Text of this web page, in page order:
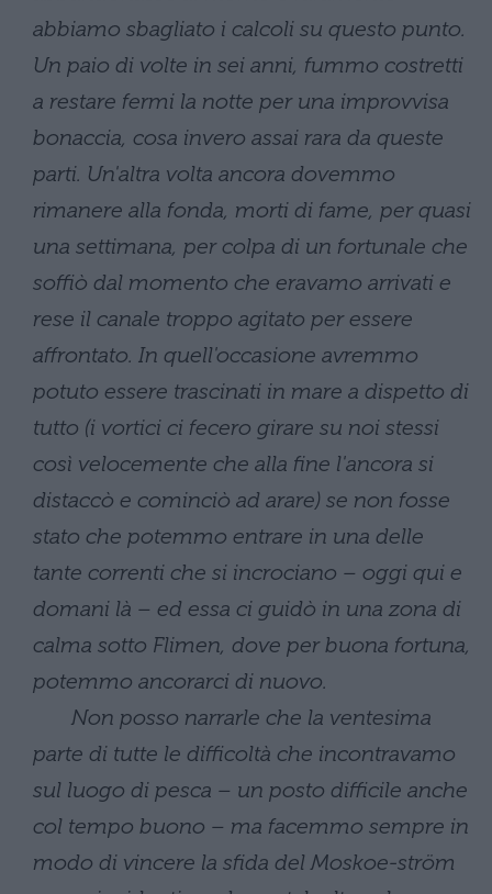
abbiamo sbagliato i calcoli su questo punto.
Un paio di volte in sei anni, fummo costretti
a restare fermi la notte per una improvvisa
bonaccia, cosa invero assai rara da queste
parti. Un'altra volta ancora dovemmo
rimanere alla fonda, morti di fame, per quasi
una settimana, per colpa di un fortunale che
soffiò dal momento che eravamo arrivati e
rese il canale troppo agitato per essere
affrontato. In quell'occasione avremmo
potuto essere trascinati in mare a dispetto di
tutto (i vortici ci fecero girare su noi stessi
così velocemente che alla fine l'ancora si
distaccò e cominciò ad arare) se non fosse
stato che potemmo entrare in una delle
tante correnti che si incrociano – oggi qui e
domani là – ed essa ci guidò in una zona di
calma sotto Flimen, dove per buona fortuna,
potemmo ancorarci di nuovo.
Non posso narrarle che la ventesima
parte di tutte le difficoltà che incontravamo
sul luogo di pesca – un posto difficile anche
col tempo buono – ma facemmo sempre in
modo di vincere la sfida del Moskoe-ström